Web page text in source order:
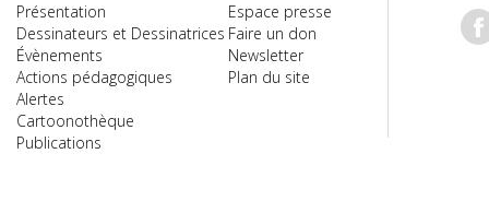
Présentation
Dessinateurs et Dessinatrices
Évènements
Actions pédagogiques
Alertes
Cartoonothèque
Publications
Espace presse
Faire un don
Newsletter
Plan du site